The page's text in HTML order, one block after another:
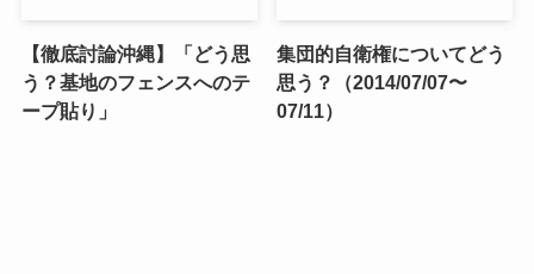
【徹底討論沖縄】「どう思
う？基地のフェンスへのテ
ープ貼り」
集団的自衛権についてどう
思う？（2014/07/07〜
07/11）